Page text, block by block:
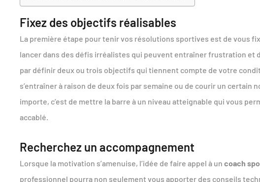
Fixez des objectifs réalisables
La première étape pour tenir vos résolutions sportives est de vous
lancer dans des défis irréalistes qui peuvent entraîner frustration et
par définir deux ou trois objectifs qui tiennent compte de votre
s’entraîner à raison de deux fois par semaine ou de courir un certain
importe, c’est de mettre la barre à un niveau atteignable qui vous
accablé.
Recherchez un accompagnement
Lorsque la motivation s’amenuise, l’idée de faire appel à un coach
professionnel pourra non seulement vous apporter des conseils